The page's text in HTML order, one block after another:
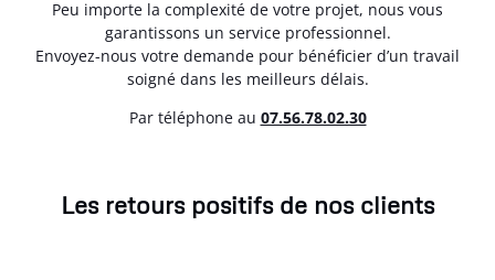
Peu importe la complexité de votre projet, nous vous
garantissons un service professionnel.
Envoyez-nous votre demande pour bénéficier d’un travail
soigné dans les meilleurs délais.
Par téléphone au 07.56.78.02.30
Les retours positifs de nos clients